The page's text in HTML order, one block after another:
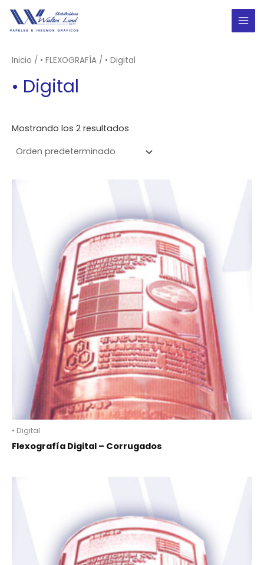
contenido
Inicio / • FLEXOGRAFÍA / • Digital
• Digital
Mostrando los 2 resultados
• Digital
Flexografía Digital – Corrugados